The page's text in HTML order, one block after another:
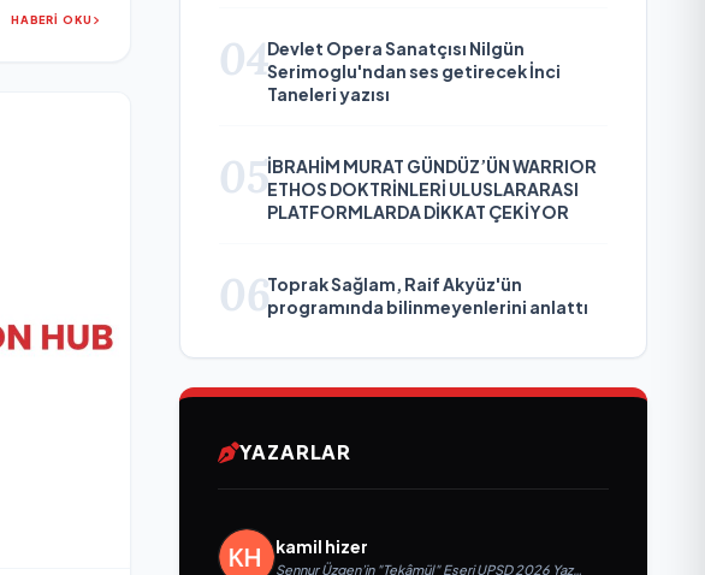
HABERİ OKU
04Devlet Opera Sanatçısı Nilgün
Serimoglu'ndan ses getirecek İnci
Taneleri yazısı
05İBRAHİM MURAT GÜNDÜZ’ÜN WARRIOR
ETHOS DOKTRİNLERİ ULUSLARARASI
PLATFORMLARDA DİKKAT ÇEKİYOR
06Toprak Sağlam, Raif Akyüz'ün
programında bilinmeyenlerini anlattı
YAZARLAR
kamil hizer
Şennur Üzgen’in "Tekâmül" Eseri UPSD 2026 Yaz